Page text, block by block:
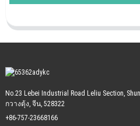
No.23 Lebei Industrial Road Leliu Section,
กวางตุ้ง, จีน, 528322
+86-757-23668166